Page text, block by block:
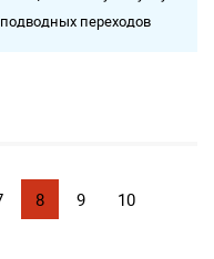
переходов
8 9 10